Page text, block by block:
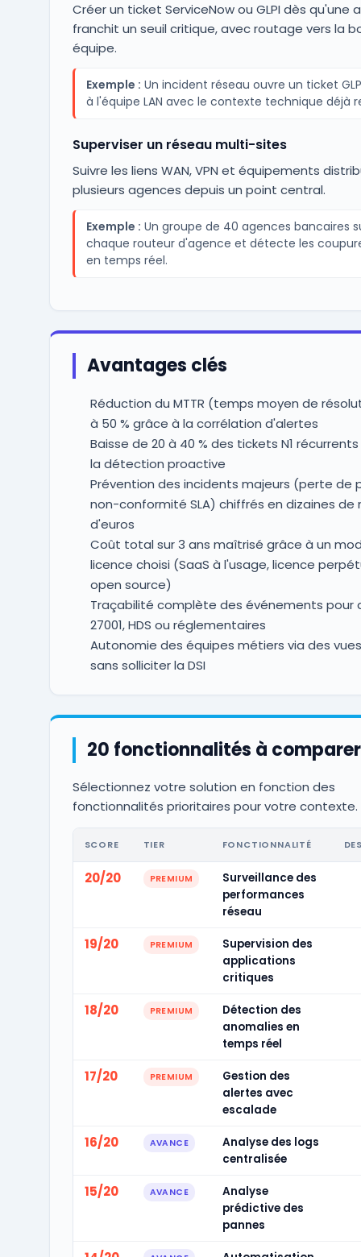
Créer un ticket ServiceNow ou GLPI dès qu'une
franchit un seuil critique, avec routage vers la
équipe.
Exemple : Un incident réseau ouvre un ticket
à l'équipe LAN avec le contexte technique déjà
Superviser un réseau multi-sites
Suivre les liens WAN, VPN et équipements
plusieurs agences depuis un point central.
Exemple : Un groupe de 40 agences bancaires
chaque routeur d'agence et détecte les
en temps réel.
Avantages clés
Réduction du MTTR (temps moyen de
à 50 % grâce à la corrélation d'alertes
Baisse de 20 à 40 % des tickets N1
la détection proactive
Prévention des incidents majeurs (perte de
non-conformité SLA) chiffrés en dizaines de
d'euros
Coût total sur 3 ans maîtrisé grâce à un
licence choisi (SaaS à l'usage, licence
open source)
Traçabilité complète des événements pour
27001, HDS ou réglementaires
Autonomie des équipes métiers via des
sans solliciter la DSI
20 fonctionnalités à comparer
Sélectionnez votre solution en fonction des
fonctionnalités prioritaires pour votre contexte.
SCORE TIER FONCTIONNALITÉ
20/20 PREMIUM
Surveillance des
performances
réseau
19/20 PREMIUM
Supervision des
applications
critiques
18/20 PREMIUM
Détection des
anomalies en
temps réel
17/20 PREMIUM
Gestion des
alertes avec
escalade
16/20 AVANCE
Analyse des logs
centralisée
15/20 AVANCE
Analyse
prédictive des
pannes